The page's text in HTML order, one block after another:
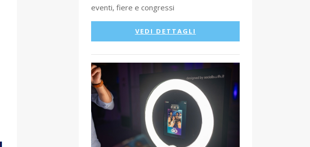
eventi, fiere e congressi
VEDI DETTAGLI